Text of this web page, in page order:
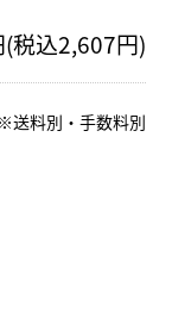
税込2,607円)
※送料別・手数料別